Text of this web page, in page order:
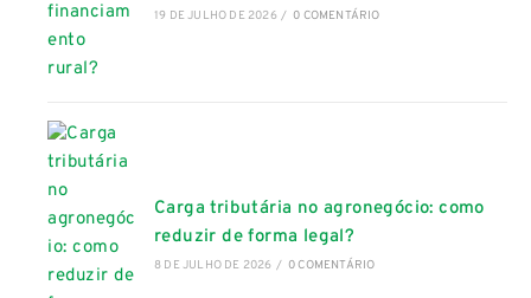
19 DE JULHO DE 2026 / 0 COMENTÁRIO
Carga tributária no agronegócio: como
reduzir de forma legal?
8 DE JULHO DE 2026 / 0 COMENTÁRIO